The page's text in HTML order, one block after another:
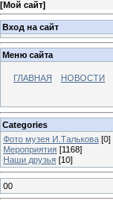
[Мой сайт]
Вход на сайт
Меню сайта
ГЛАВНАЯ НОВОСТИ
Categories
Фото музея И.Талькова [0]
Мероприятия [1168]
Наши друзья [10]
00